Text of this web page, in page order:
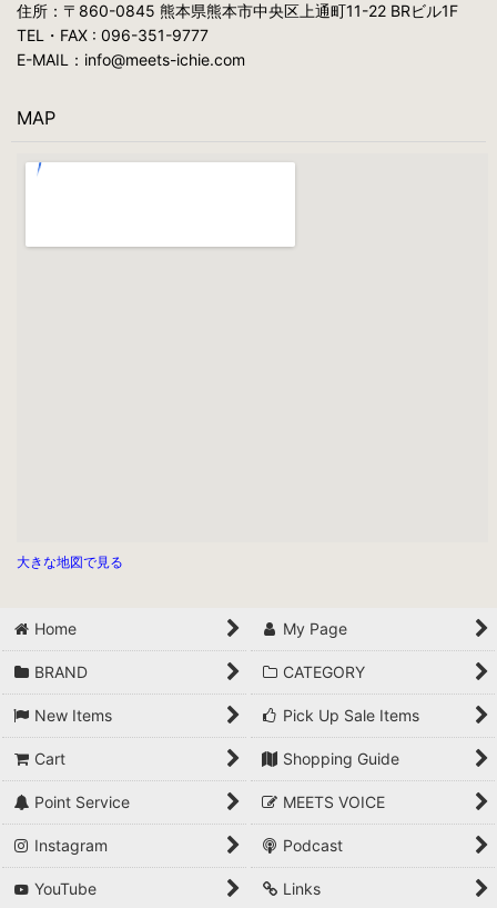
住所：〒860-0845 熊本県熊本市中央区上通町11-22 BRビル1F
TEL・FAX : 096-351-9777
E-MAIL：info@meets-ichie.com
MAP
大きな地図で見る
Home My Page
BRAND CATEGORY
New Items Pick Up Sale Items
Cart Shopping Guide
Point Service MEETS VOICE
Instagram Podcast
YouTube Links